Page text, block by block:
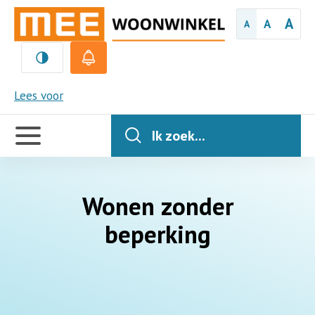
A A A
Lees voor
MEE
Handige
links
Ik zoek...
Wonen zonder
beperking